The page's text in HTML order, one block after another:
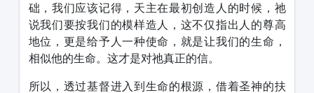
础，我们应该记得，天主在最初创造人的时候，祂
说我们要按我们的模样造人，这不仅指出人的尊高
地位，更是给予人一种使命，就是让我们的生命，
相似他的生命。这才是对祂真正的信。
所以，透过基督进入到生命的根源，借着圣神的扶